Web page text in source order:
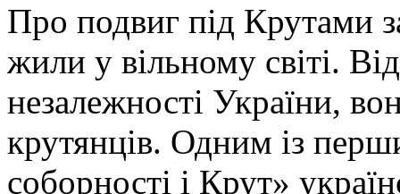
Про подвиг під Крутами
жили у вільному світі.
незалежності України,
крутянців. Одним із
соборності і Крут»